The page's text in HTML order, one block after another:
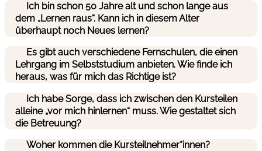
Ich bin schon 50 Jahre alt und schon lange aus
dem „Lernen raus“. Kann ich in diesem Alter
überhaupt noch Neues lernen?
Es gibt auch verschiedene Fernschulen, die einen
Lehrgang im Selbststudium anbieten. Wie finde ich
heraus, was für mich das Richtige ist?
Ich habe Sorge, dass ich zwischen den Kursteilen
alleine „vor mich hinlernen“ muss. Wie gestaltet sich
die Betreuung?
Woher kommen die Kursteilnehmer*innen?